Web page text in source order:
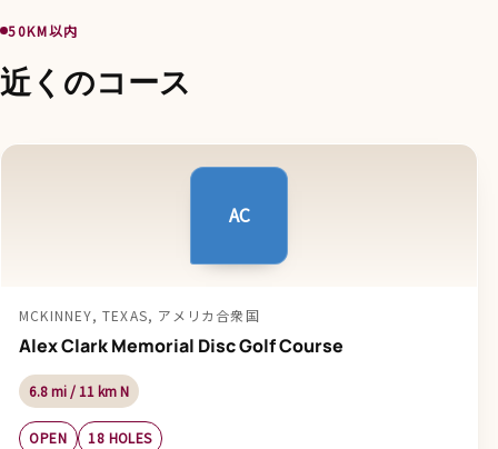
50KM以内
近くのコース
AC
MCKINNEY, TEXAS, アメリカ合衆国
Alex Clark Memorial Disc Golf Course
6.8 mi / 11 km N
OPEN 18 HOLES